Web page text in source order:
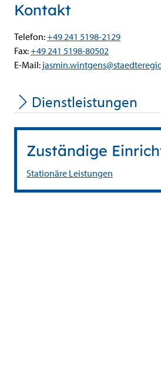
Kontakt
Telefon:+49 241 5198-2129
Fax:+49 241 5198-80502
E-Mail:
Dienstleistungen
Zuständige
Stationäre Leistungen